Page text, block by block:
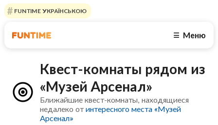
FUNTIME УКРАЇНСЬКОЮ
☰ Меню
Квест-комнаты рядом из
«Музей Арсенал»
Ближайшие квест-комнаты, находящиеся
недалеко отинтересного места «Музей
Арсенал»